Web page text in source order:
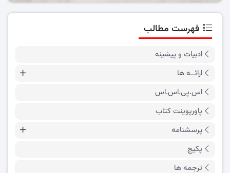
فهرست مطالب
ادبیات و پیشینه
ارائــه ها
اس.پی.اس.اس
پاورپوینت کتاب
پرسشنامه
پکیج
ترجمه ها